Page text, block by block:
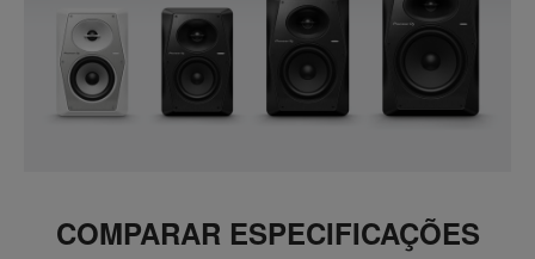
COMPARAR ESPECIFICAÇÕES